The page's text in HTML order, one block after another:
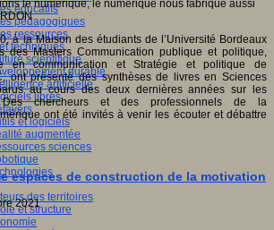
éducatifs
pédagogiques
ressources
techniques
scientifique
durable
artificielle
libres
et logiciels
augmentée
sciences
des territoires
et structure
à la Maison des étudiants de l’Université Bordeaux
des Masters Communication publique et politique,
en communication et Stratégie et politique de
ont présenté des synthèses de livres en Sciences
au cours des deux dernières années sur les
Des chercheurs et des professionnels de la
ont été invités à venir les écouter et débattre
espaces de construction de la motivation
2021